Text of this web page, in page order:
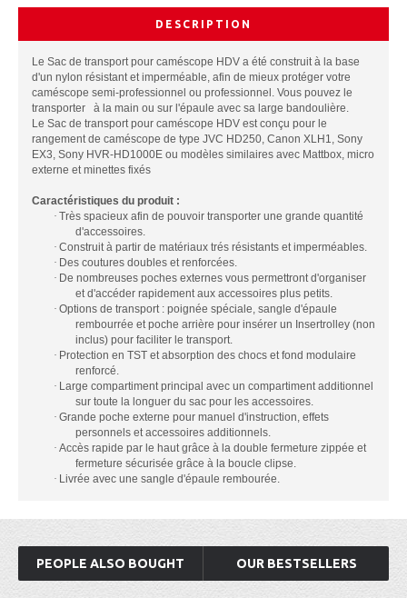
DESCRIPTION
Le Sac de transport pour caméscope HDV a été construit à la base
d'un nylon résistant et imperméable, afin de mieux protéger votre
caméscope semi-professionnel ou professionnel. Vous pouvez le
transporter à la main ou sur l'épaule avec sa large bandoulière.
Le Sac de transport pour caméscope HDV est conçu pour le
rangement de caméscope de type JVC HD250, Canon XLH1, Sony
EX3, Sony HVR-HD1000E ou modèles similaires avec Mattbox, micro
externe et minettes fixés
Caractéristiques du produit :
· Très spacieux afin de pouvoir transporter une grande quantité
d'accessoires.
· Construit à partir de matériaux trés résistants et imperméables.
· Des coutures doubles et renforcées.
· De nombreuses poches externes vous permettront d'organiser
et d'accéder rapidement aux accessoires plus petits.
· Options de transport : poignée spéciale, sangle d'épaule
rembourrée et poche arrière pour insérer un Insertrolley (non
inclus) pour faciliter le transport.
· Protection en TST et absorption des chocs et fond modulaire
renforcé.
· Large compartiment principal avec un compartiment additionnel
sur toute la longuer du sac pour les accessoires.
· Grande poche externe pour manuel d'instruction, effets
personnels et accessoires additionnels.
· Accès rapide par le haut grâce à la double fermeture zippée et
fermeture sécurisée grâce à la boucle clipse.
· Livrée avec une sangle d'épaule rembourée.
PEOPLE ALSO BOUGHT OUR BESTSELLERS